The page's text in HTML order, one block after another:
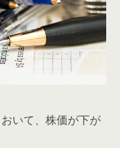
いて、株価が下が